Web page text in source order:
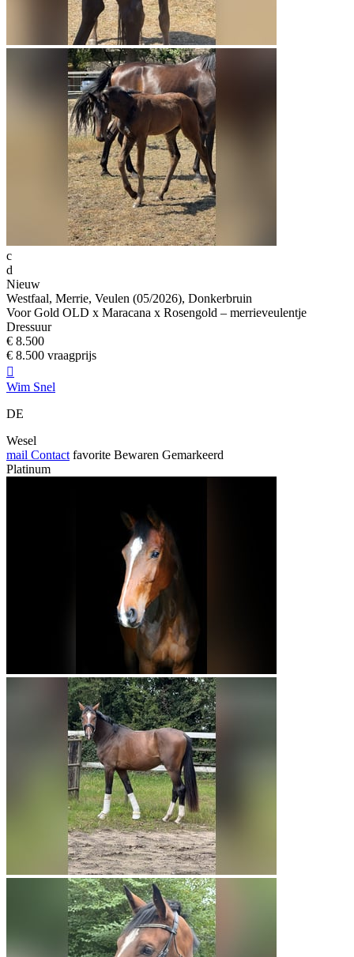
c
d
Nieuw
Westfaal, Merrie, Veulen (05/2026), Donkerbruin
Voor Gold OLD x Maracana x Rosengold – merrieveulentje
Dressuur
€ 8.500
€ 8.500 vraagprijs

Wim Snel
DE
Wesel
mail Contact favorite Bewaren Gemarkeerd
Platinum